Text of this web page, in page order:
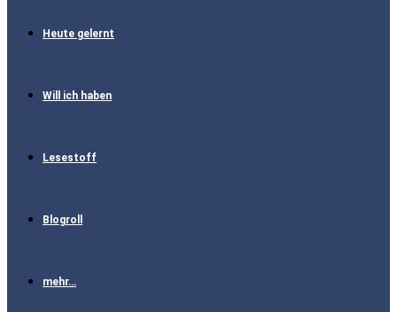
Heute gelernt
Will ich haben
Lesestoff
Blogroll
mehr…